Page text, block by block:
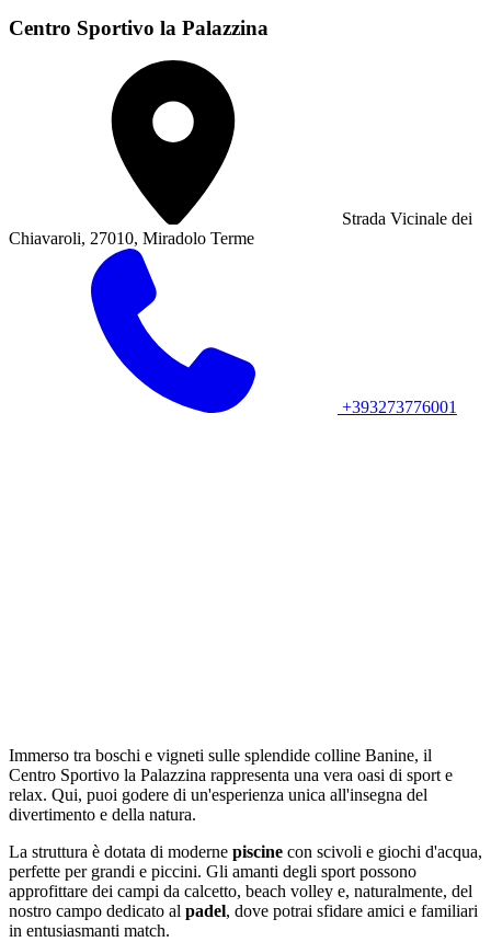
Centro Sportivo la Palazzina
Strada Vicinale dei
Chiavaroli, 27010, Miradolo Terme
+393273776001
Immerso tra boschi e vigneti sulle splendide colline Banine, il
Centro Sportivo la Palazzina rappresenta una vera oasi di sport e
relax. Qui, puoi godere di un'esperienza unica all'insegna del
divertimento e della natura.
La struttura è dotata di moderne piscine con scivoli e giochi d'acqua,
perfette per grandi e piccini. Gli amanti degli sport possono
approfittare dei campi da calcetto, beach volley e, naturalmente, del
nostro campo dedicato al padel, dove potrai sfidare amici e familiari
in entusiasmanti match.